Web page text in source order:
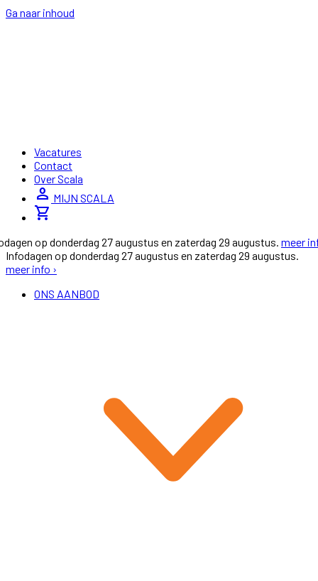
Ga naar inhoud
Vacatures
Contact
Over Scala
person MIJN SCALA
shopping_cart
op donderdag 27 augustus en zaterdag 29 augustus. meer
Infodagen op donderdag 27 augustus en zaterdag 29 augustus.
meer info ›
ONS AANBOD